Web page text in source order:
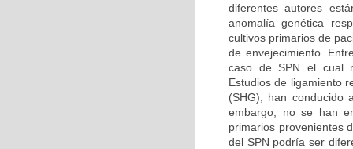
diferentes autores
anomalía genética
cultivos primarios de
de envejecimiento.
caso de SPN el cual
Estudios de ligamiento
(SHG), han conducido
embargo, no se han
primarios provenientes
del SPN podría ser